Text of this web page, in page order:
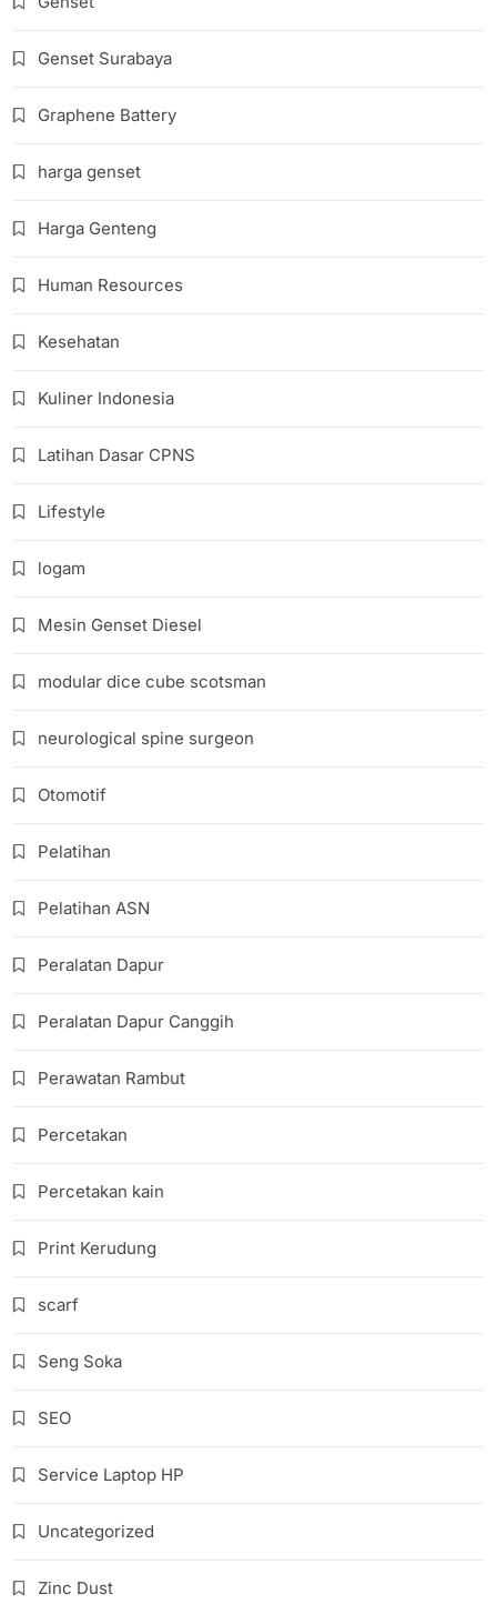
Genset Surabaya
Graphene Battery
harga genset
Harga Genteng
Human Resources
Kesehatan
Kuliner Indonesia
Latihan Dasar CPNS
Lifestyle
logam
Mesin Genset Diesel
modular dice cube scotsman
neurological spine surgeon
Otomotif
Pelatihan
Pelatihan ASN
Peralatan Dapur
Peralatan Dapur Canggih
Perawatan Rambut
Percetakan
Percetakan kain
Print Kerudung
scarf
Seng Soka
SEO
Service Laptop HP
Uncategorized
Zinc Dust